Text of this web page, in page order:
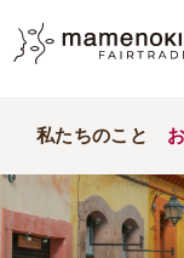
私たちのこと